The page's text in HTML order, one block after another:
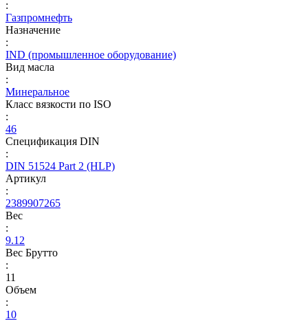
:
Газпромнефть
Назначение
:
IND (промышленное оборудование)
Вид масла
:
Минеральное
Класс вязкости по ISO
:
46
Спецификация DIN
:
DIN 51524 Part 2 (HLP)
Артикул
:
2389907265
Вес
:
9.12
Вес Брутто
:
11
Объем
:
10